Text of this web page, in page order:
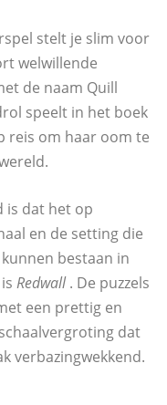
stelt je slim voor
welwillende
de naam Quill
speelt in het boek
reis om haar oom te
is dat het op
en de setting die
bestaan ​​in
Redwall. De puzzels
een prettig en
dat
verbazingwekkend.